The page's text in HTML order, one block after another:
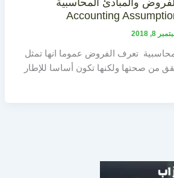
8, 2018
تعرف الفروض عموما انها تمثل
من صحتها ولكنها تكون أساسا للإطار